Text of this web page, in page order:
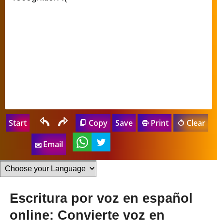
Start Copy Save Print Clear
Email
Escritura por voz en español
online: Convierte voz en